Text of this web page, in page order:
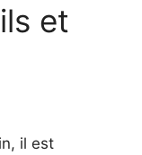
et
il est